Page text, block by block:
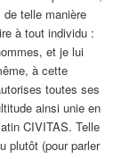
telle manière
à tout individu :
et je lui
à cette
toutes ses
ainsi unie en
CIVITAS. Telle
plutôt (pour parler